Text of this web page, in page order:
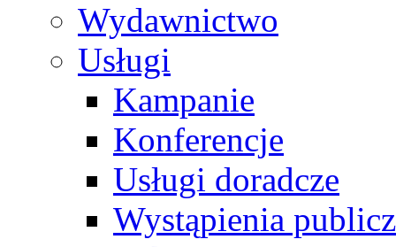
Wydawnictwo
Usługi
Kampanie
Konferencje
Usługi doradcze
Wystąpienia